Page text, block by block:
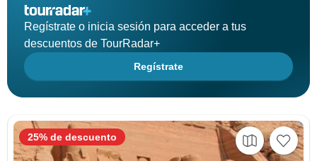
Regístrate o inicia sesión para acceder a tus
descuentos de TourRadar+
Regístrate
25% de descuento